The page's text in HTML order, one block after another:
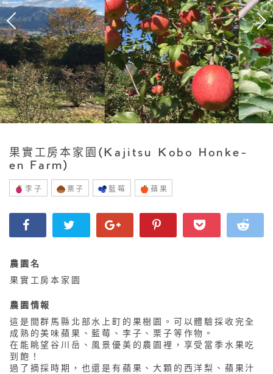
果實工房本家園(Kajitsu Kobo Honke-
en Farm)
李子 栗子 藍莓 蘋果
農園名
果實工房本家園
農園情報
這是間群馬縣北部水上町的果樹園。可以體驗採收完全
成熟的美味蘋果、藍莓、李子、栗子等作物。
在能眺望谷川岳、風景優美的農園裡，享受當季水果吃
到飽！
過了摘採時期，也還是有蘋果、大顆的西洋梨、蘋果汁